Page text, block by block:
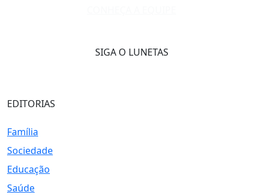
SIGA O LUNETAS
EDITORIAS
Família
Sociedade
Educação
Saúde